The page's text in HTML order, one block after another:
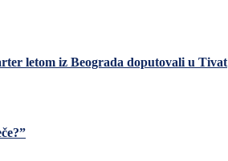
letom iz Beograda doputovali u Tivat